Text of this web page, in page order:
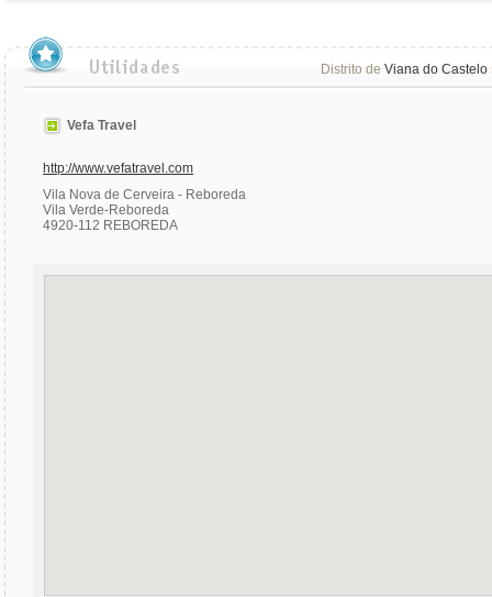
Distrito de Viana do Castelo
Vefa Travel
http://www.vefatravel.com
Vila Nova de Cerveira - Reboreda
Vila Verde-Reboreda
4920-112 REBOREDA